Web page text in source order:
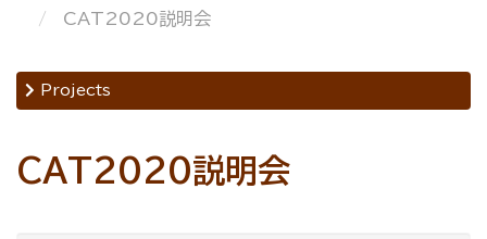
CAT2020説明会
Projects
CAT2020説明会